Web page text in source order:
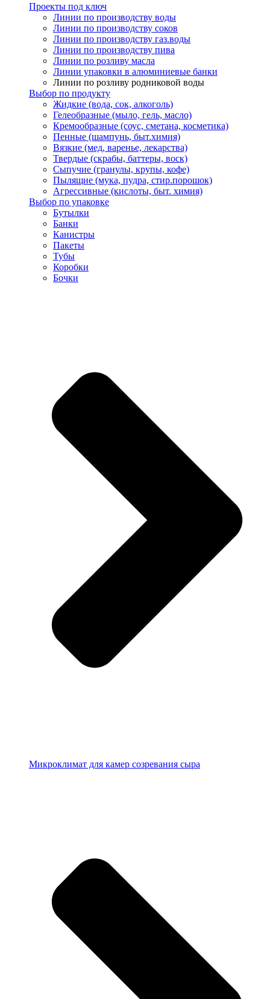
Проекты под ключ
Линии по производству воды
Линии по производству соков
Линии по производству газ.воды
Линии по производству пива
Линии по розливу масла
Линии упаковки в алюминиевые банки
Линии по розливу родниковой воды
Выбор по продукту
Жидкие (вода, сок, алкоголь)
Гелеобразные (мыло, гель, масло)
Кремообразные (соус, сметана, косметика)
Пенные (шампунь, быт.химия)
Вязкие (мед, варенье, лекарства)
Твердые (скрабы, баттеры, воск)
Сыпучие (гранулы, крупы, кофе)
Пылящие (мука, пудра, стир.порошок)
Агрессивные (кислоты, быт. химия)
Выбор по упаковке
Бутылки
Банки
Канистры
Пакеты
Тубы
Коробки
Бочки
Микроклимат для камер созревания сыра